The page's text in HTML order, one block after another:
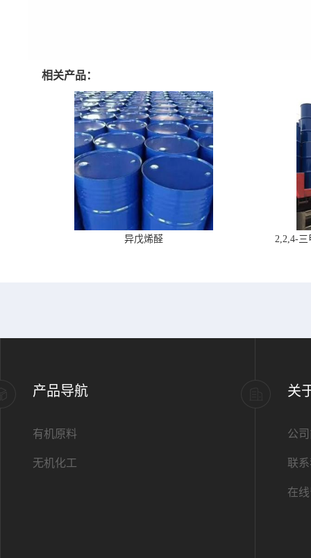
相关产品：
异戊烯醛 2,2,4-
产品导航
有机原料
无机化工
关
公
联
在